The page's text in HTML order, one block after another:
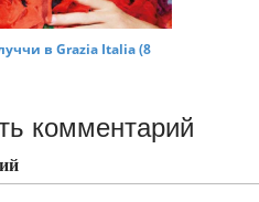
в Grazia Italia (8
комментарий